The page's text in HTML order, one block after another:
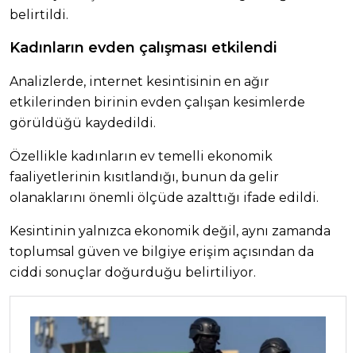
belirtildi.
Kadınların evden çalışması etkilendi
Analizlerde, internet kesintisinin en ağır
etkilerinden birinin evden çalışan kesimlerde
görüldüğü kaydedildi.
Özellikle kadınların ev temelli ekonomik
faaliyetlerinin kısıtlandığı, bunun da gelir
olanaklarını önemli ölçüde azalttığı ifade edildi.
Kesintinin yalnızca ekonomik değil, aynı zamanda
toplumsal güven ve bilgiye erişim açısından da
ciddi sonuçlar doğurduğu belirtiliyor.